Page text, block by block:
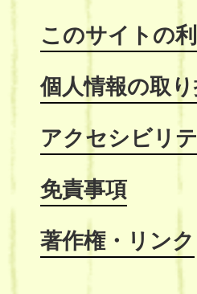
このサイトの
個人情報の取
アクセシビリ
免責事項
著作権・リンク